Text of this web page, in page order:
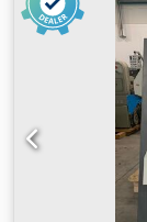
okvir -
Codpjcqxv
300-400 (4) -
registar
savijanje -